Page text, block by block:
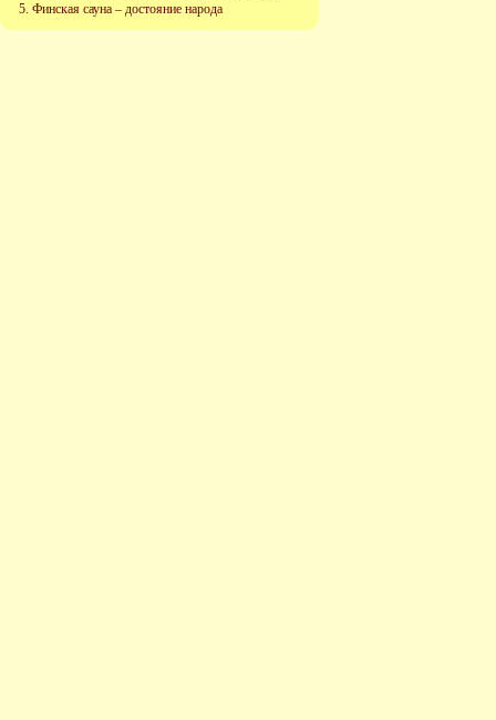
Финская сауна – достояние народа